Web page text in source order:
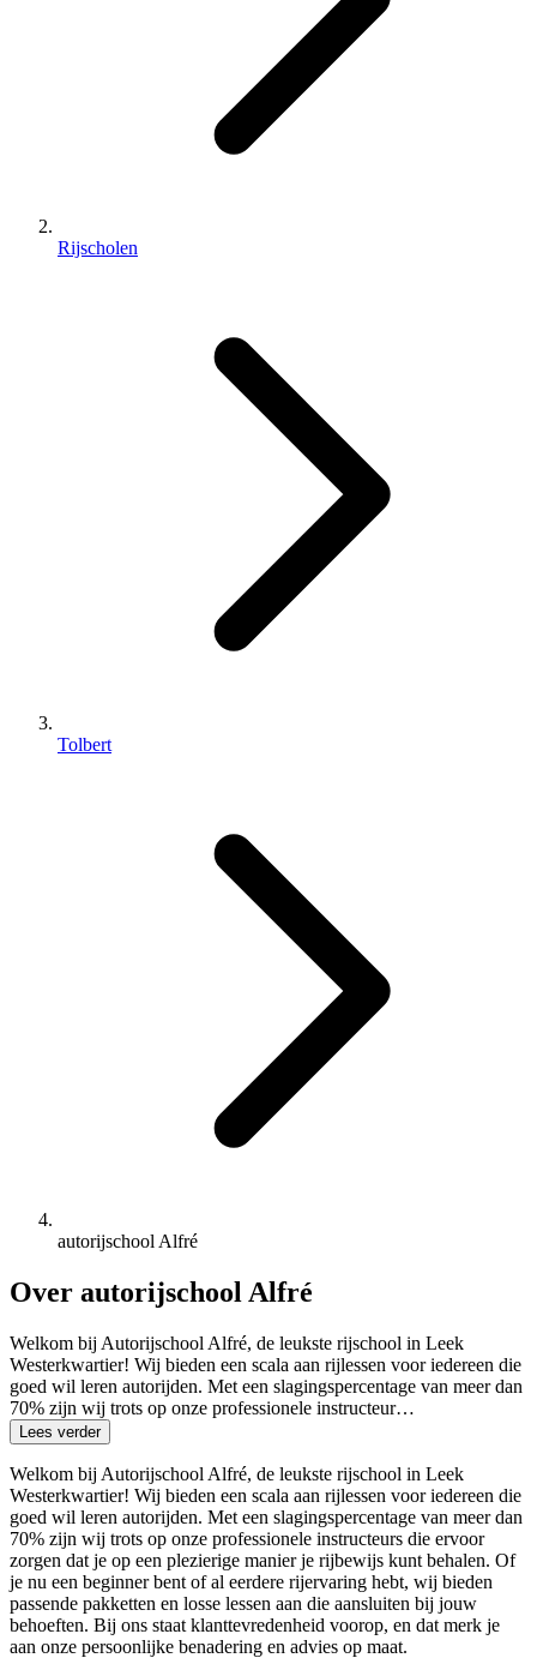
Rijscholen
Tolbert
autorijschool Alfré
Over autorijschool Alfré
Welkom bij Autorijschool Alfré, de leukste rijschool in Leek
Westerkwartier! Wij bieden een scala aan rijlessen voor iedereen die
goed wil leren autorijden. Met een slagingspercentage van meer dan
70% zijn wij trots op onze professionele instructeur…
Lees verder
Welkom bij Autorijschool Alfré, de leukste rijschool in Leek
Westerkwartier! Wij bieden een scala aan rijlessen voor iedereen die
goed wil leren autorijden. Met een slagingspercentage van meer dan
70% zijn wij trots op onze professionele instructeurs die ervoor
zorgen dat je op een plezierige manier je rijbewijs kunt behalen. Of
je nu een beginner bent of al eerdere rijervaring hebt, wij bieden
passende pakketten en losse lessen aan die aansluiten bij jouw
behoeften. Bij ons staat klanttevredenheid voorop, en dat merk je
aan onze persoonlijke benadering en advies op maat.